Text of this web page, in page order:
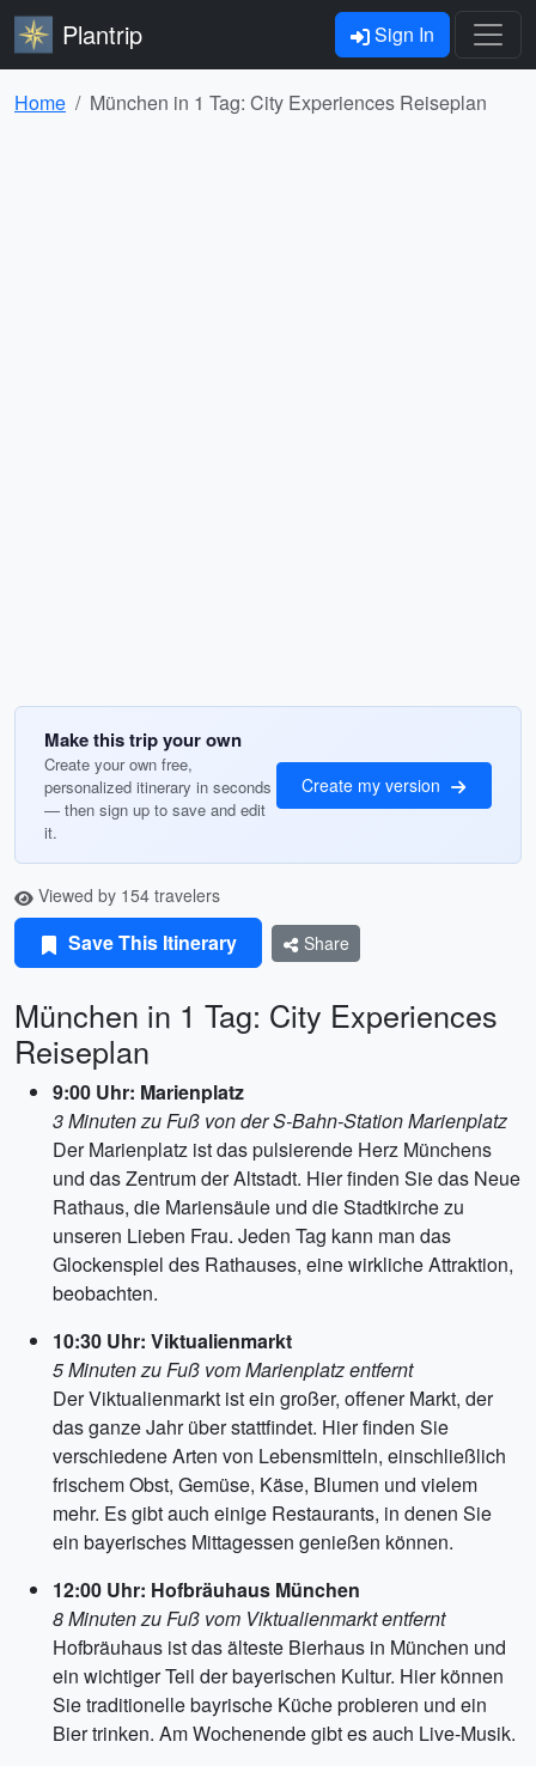
Plantrip Sign In
Home München in 1 Tag: City Experiences Reiseplan
Make this trip your own
Create your own free,
personalized itinerary in seconds
— then sign up to save and edit
it.
Create my version
Viewed by 154 travelers
Save This Itinerary Share
München in 1 Tag: City Experiences
Reiseplan
9:00 Uhr: Marienplatz
3 Minuten zu Fuß von der S-Bahn-Station Marienplatz
Der Marienplatz ist das pulsierende Herz Münchens
und das Zentrum der Altstadt. Hier finden Sie das Neue
Rathaus, die Mariensäule und die Stadtkirche zu
unseren Lieben Frau. Jeden Tag kann man das
Glockenspiel des Rathauses, eine wirkliche Attraktion,
beobachten.
10:30 Uhr: Viktualienmarkt
5 Minuten zu Fuß vom Marienplatz entfernt
Der Viktualienmarkt ist ein großer, offener Markt, der
das ganze Jahr über stattfindet. Hier finden Sie
verschiedene Arten von Lebensmitteln, einschließlich
frischem Obst, Gemüse, Käse, Blumen und vielem
mehr. Es gibt auch einige Restaurants, in denen Sie
ein bayerisches Mittagessen genießen können.
12:00 Uhr: Hofbräuhaus München
8 Minuten zu Fuß vom Viktualienmarkt entfernt
Hofbräuhaus ist das älteste Bierhaus in München und
ein wichtiger Teil der bayerischen Kultur. Hier können
Sie traditionelle bayrische Küche probieren und ein
Bier trinken. Am Wochenende gibt es auch Live-Musik.